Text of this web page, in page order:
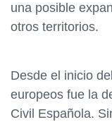
una posible
otros territorios.
Desde el inicio
europeos fue la
Civil Española.